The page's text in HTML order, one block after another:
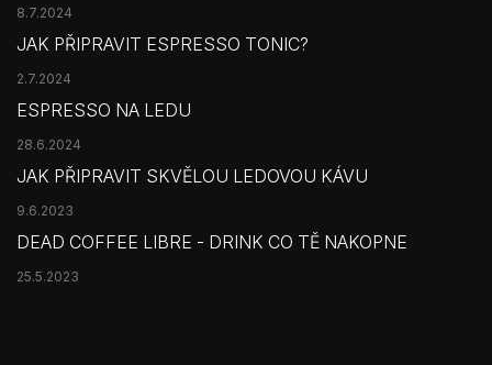
8.7.2024
JAK PŘIPRAVIT ESPRESSO TONIC?
2.7.2024
ESPRESSO NA LEDU
28.6.2024
JAK PŘIPRAVIT SKVĚLOU LEDOVOU KÁVU
9.6.2023
DEAD COFFEE LIBRE - DRINK CO TĚ NAKOPNE
25.5.2023